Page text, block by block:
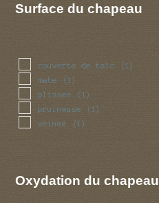
Surface du chapeau
couverte de talc (1)
mate (1)
plissee (1)
pruineuse (1)
veinee (1)
Oxydation du chapeau